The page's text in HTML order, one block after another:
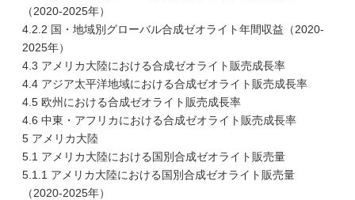
（2020-2025年）
4.2.2 国・地域別グローバル合成ゼオライト年間収益（2020-
2025年）
4.3 アメリカ大陸における合成ゼオライト販売成長率
4.4 アジア太平洋地域における合成ゼオライト販売成長率
4.5 欧州における合成ゼオライト販売成長率
4.6 中東・アフリカにおける合成ゼオライト販売成長率
5 アメリカ大陸
5.1 アメリカ大陸における国別合成ゼオライト販売量
5.1.1 アメリカ大陸における国別合成ゼオライト販売量
（2020-2025年）